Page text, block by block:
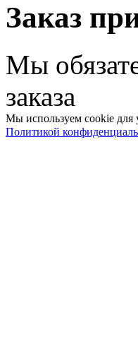
Заказ
Мы
заказа
Мы используем cookie для
Политикой